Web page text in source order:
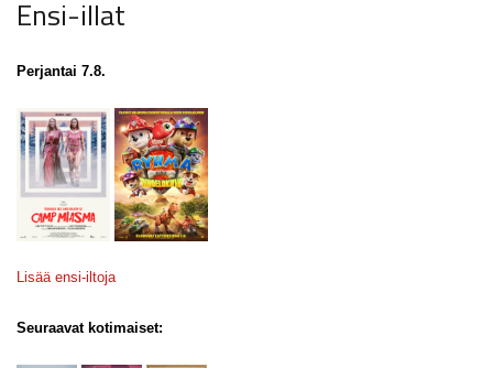
Ensi-illat
Perjantai 7.8.
Lisää ensi-iltoja
Seuraavat kotimaiset: